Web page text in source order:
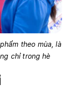
theo mùa, là
chỉ trong hè